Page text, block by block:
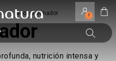
!
• acondicionador
nutrición intensa y